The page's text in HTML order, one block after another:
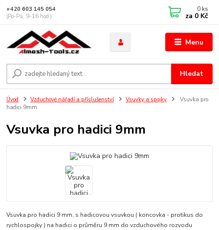
Menu
Hledat
+420 603 145 054
(Po-Pá, 9-16 hod.)
0 ks
za 0 Kč
Úvod Vzduchové nářadí a příslušenství Vsuvky a spojky
Vsuvka pro
hadici 9mm
Vsuvka pro hadici 9mm
Vsuvka pro hadici 9 mm, s hadicovou vsuvkou ( koncovka - protikus do
rychlospojky ) na hadici o průměru 9 mm do vzduchového rozvodu